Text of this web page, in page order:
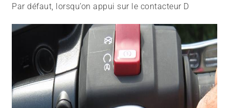
Par défaut, lorsqu’on appui sur le contacteur D